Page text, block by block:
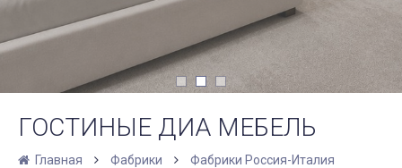
ГОСТИНЫЕ ДИА МЕБЕЛЬ
Главная Фабрики
Фабрики Россия-Италия